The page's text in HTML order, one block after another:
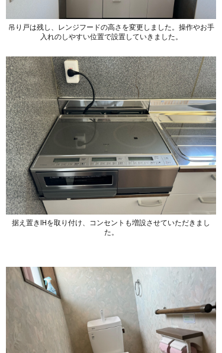
吊り戸は残し、レンジフードの高さを変更しました。操作やお手
入れのしやすい位置で設置していきました。
据え置きIHを取り付け、コンセントも増設させていただきまし
た。